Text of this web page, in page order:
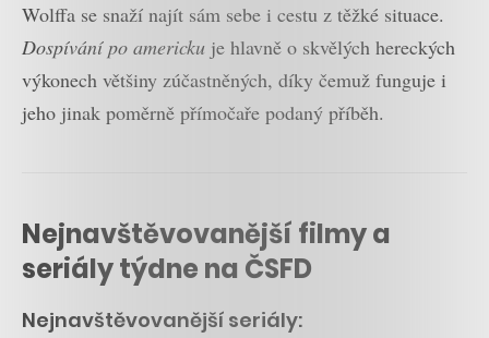
Wolffa se snaží najít sám sebe i cestu z těžké situace.
Dospívání po americku je hlavně o skvělých hereckých
výkonech většiny zúčastněných, díky čemuž funguje i
jeho jinak poměrně přímočaře podaný příběh.
Nejnavštěvovanější filmy a
seriály týdne na ČSFD
Nejnavštěvovanější seriály: